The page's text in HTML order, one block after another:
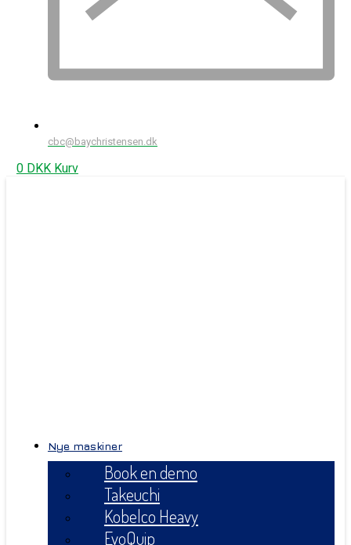
cbc@baychristensen.dk
0 DKK Kurv
Nye maskiner
Book en demo
Takeuchi
Kobelco Heavy
EvoQuip